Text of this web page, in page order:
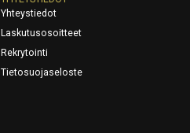
Yhteystiedot
Laskutusosoitteet
Rekrytointi
Tietosuojaseloste